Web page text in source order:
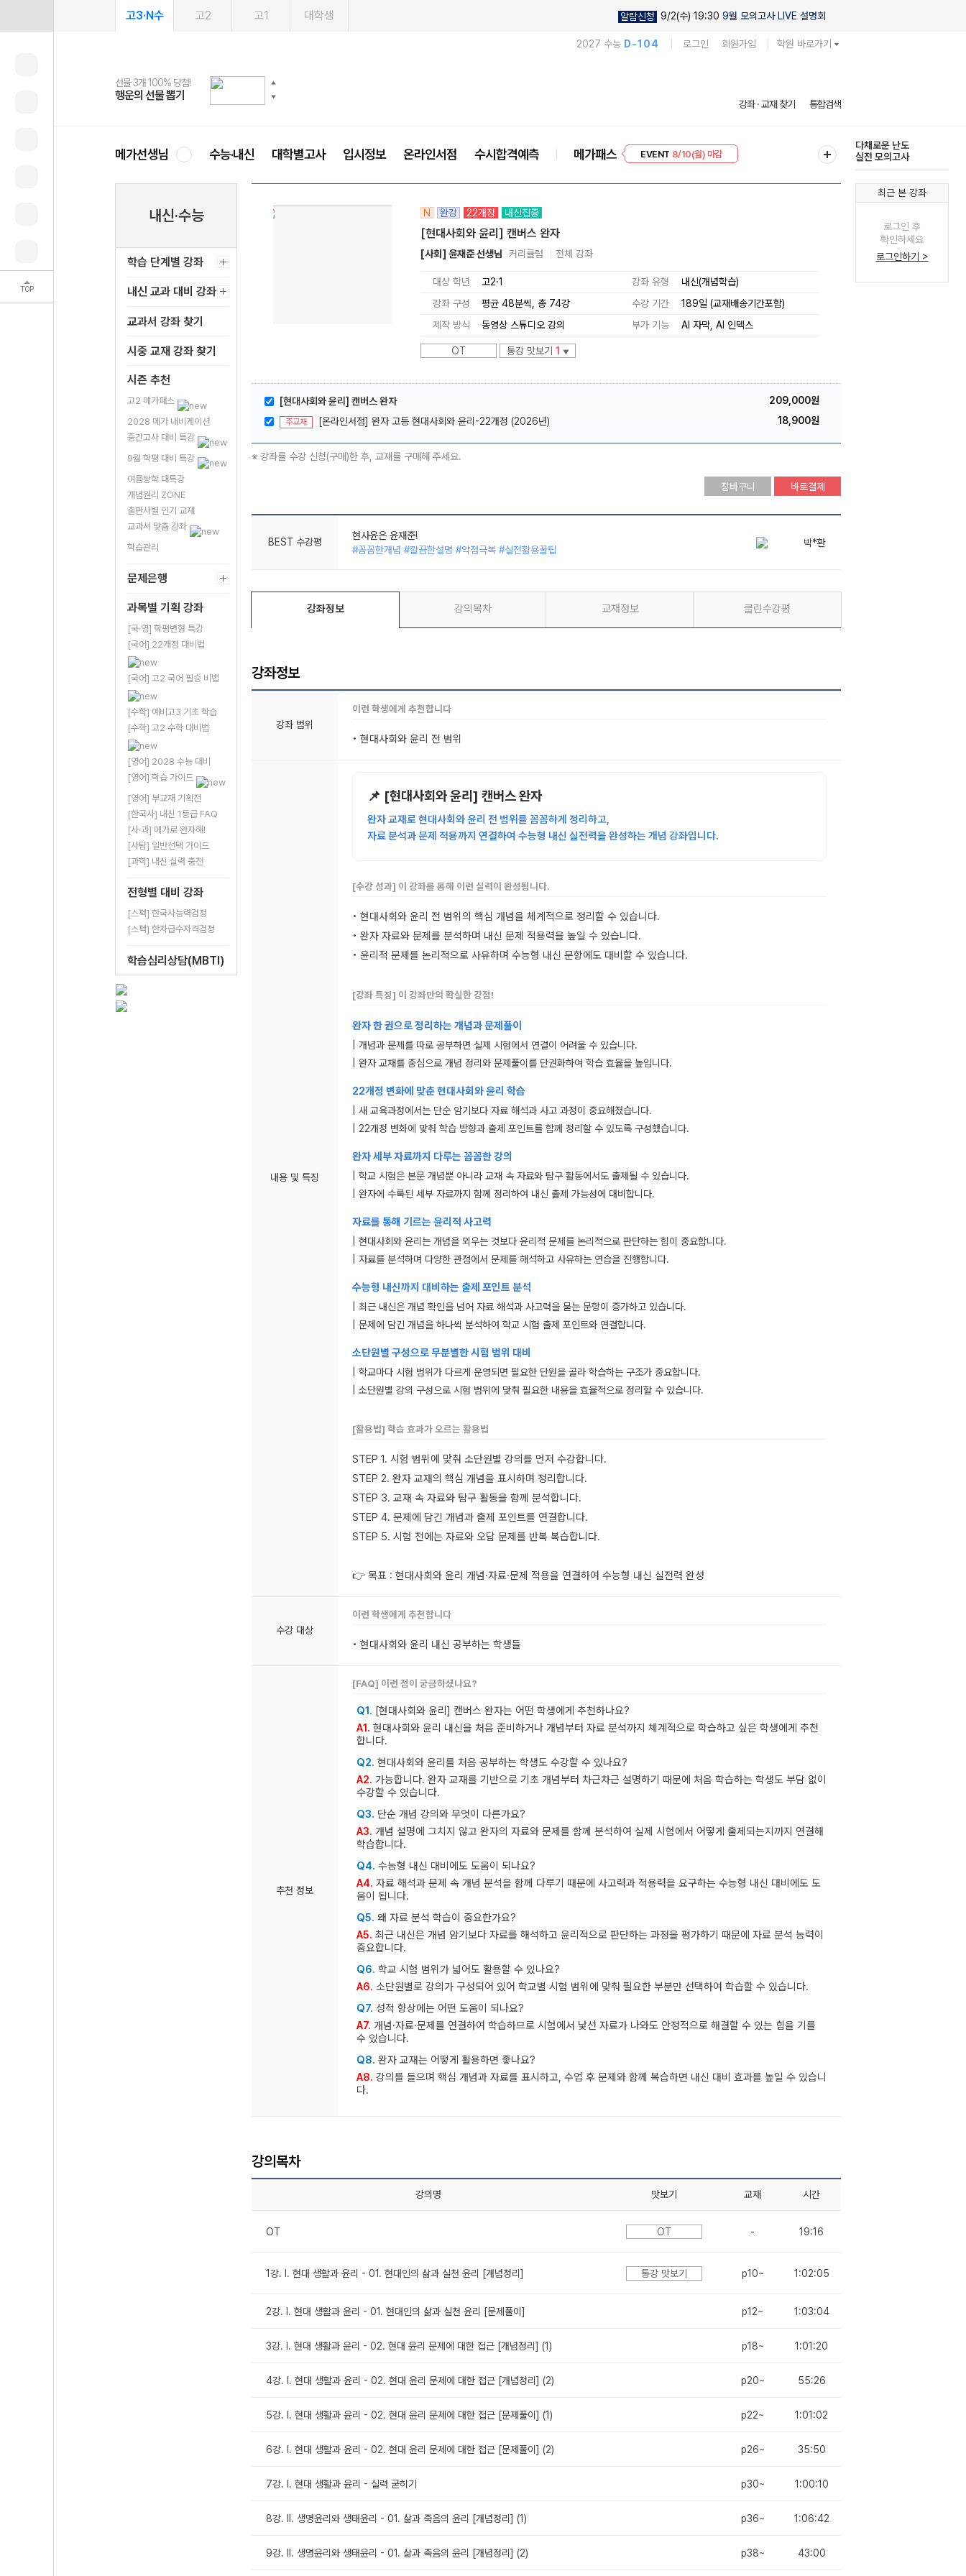
TOP
고3·N수 고2 고1 대학생 알람신청 9/2(수) 19:30 9월 모의고사 LIVE 설명회
2027 수능 D-104 로그인 회원가입 학원 바로가기
메가스터디
선물 3개 100% 당첨!
행운의 선물 뽑기
선물 100% 증정!
메가스터디 X 올리브
여름방학 스터디 캐시백
메가런 썸머스쿨
2027 러셀 단과
강사 공개선발
스마트러닝앱
설문 EVENT
메가패스
3일 무료 체험권
메가패스 수강생 무료혜택!
메가클럽 멤버십
사회공헌 캠페인
희망이룸 메가나눔
강좌 · 교재 찾기 통합검색
메가선생님 수능·내신 대학별고사 입시정보 온라인서점 수시합격예측 메가패스
프리미엄 30 8/10(월) 마감
현우진의
킬링캠프 시즌1
내신·수능
학습 단계별 강좌
내신 교과 대비 강좌
교과서 강좌 찾기
시중 교재 강좌 찾기
시즌 추천
고2 메가패스
2028 메가 내비게이션
중간고사 대비 특강
9월 학평 대비 특강
여름방학 대특강
개념원리 ZONE
출판사별 인기 교재
교과서 맞춤 강좌
학습관리
문제은행
과목별 기획 강좌
[국·영] 학평변형 특강
[국어] 22개정 대비법
[국어] 고2 국어 필승 비법
[수학] 예비고3 기초 학습
[수학] 고2 수학 대비법
[영어] 2028 수능 대비
[영어] 학습 가이드
[영어] 부교재 기획전
[한국사] 내신 1등급 FAQ
[사·과] 메가로 완자해!
[사탐] 일반선택 가이드
[과학] 내신 실력 충전
전형별 대비 강좌
[스펙] 한국사능력검정
[스펙] 한자급수자격검정
학습심리상담(MBTI)
N 완강 22개정 내신집중
[현대사회와 윤리] 캔버스 완자
[사회] 윤재준 선생님 커리큘럼 전체 강좌
대상 학년 고2·1 강좌 유형
내신(개념학습)
강좌 구성
평균 48분씩, 총 74강 수강 기간
189일 (교재배송기간포함)
제작 방식
동영상 스튜디오 강의 부가 기능 AI 자막 AI 인덱스
OT 통강 맛보기 1 ▼
[현대사회와 윤리] 캔버스 완자 209,000원
주교재 [온라인서점] 완자 고등 현대사회와 윤리-22개정 (2026년) 18,900원
※ 강좌를 수강 신청(구매)한 후, 교재를 구매해 주세요.
장바구니 바로결제
BEST 수강평
정말 추천하는 강의
#깔끔한설명 #핵심만쏙쏙 #집중이잘되는 #깔끔한판서
최*성
현사윤은 윤재준!
#꼼꼼한개념 #깔끔한설명 #약점극복 #실전활용꿀팁
강좌정보 강의목차 교재정보 클린수강평
강좌정보
강좌 범위
이런 학생에게 추천합니다
• 현대사회와 윤리 전 범위
내용 및 특징
📌 [현대사회와 윤리] 캔버스 완자
완자 교재로 현대사회와 윤리 전 범위를 꼼꼼하게 정리하고,
자료 분석과 문제 적용까지 연결하여 수능형 내신 실전력을 완성하는 개념 강좌입니다.
[수강 성과] 이 강좌를 통해 이런 실력이 완성됩니다.
• 현대사회와 윤리 전 범위의 핵심 개념을 체계적으로 정리할 수 있습니다.
• 완자 자료와 문제를 분석하며 내신 문제 적용력을 높일 수 있습니다.
• 윤리적 문제를 논리적으로 사유하며 수능형 내신 문항에도 대비할 수 있습니다.
[강좌 특징] 이 강좌만의 확실한 강점!
완자 한 권으로 정리하는 개념과 문제풀이
| 개념과 문제를 따로 공부하면 실제 시험에서 연결이 어려울 수 있습니다.
| 완자 교재를 중심으로 개념 정리와 문제풀이를 단권화하여 학습 효율을 높입니다.
22개정 변화에 맞춘 현대사회와 윤리 학습
| 새 교육과정에서는 단순 암기보다 자료 해석과 사고 과정이 중요해졌습니다.
| 22개정 변화에 맞춰 학습 방향과 출제 포인트를 함께 정리할 수 있도록 구성했습니다.
완자 세부 자료까지 다루는 꼼꼼한 강의
| 학교 시험은 본문 개념뿐 아니라 교재 속 자료와 탐구 활동에서도 출제될 수 있습니다.
| 완자에 수록된 세부 자료까지 함께 정리하여 내신 출제 가능성에 대비합니다.
자료를 통해 기르는 윤리적 사고력
| 현대사회와 윤리는 개념을 외우는 것보다 윤리적 문제를 논리적으로 판단하는 힘이 중요합니다.
| 자료를 분석하며 다양한 관점에서 문제를 해석하고 사유하는 연습을 진행합니다.
수능형 내신까지 대비하는 출제 포인트 분석
| 최근 내신은 개념 확인을 넘어 자료 해석과 사고력을 묻는 문항이 증가하고 있습니다.
| 문제에 담긴 개념을 하나씩 분석하여 학교 시험 출제 포인트와 연결합니다.
소단원별 구성으로 무분별한 시험 범위 대비
| 학교마다 시험 범위가 다르게 운영되면 필요한 단원을 골라 학습하는 구조가 중요합니다.
| 소단원별 강의 구성으로 시험 범위에 맞춰 필요한 내용을 효율적으로 정리할 수 있습니다.
[활용법] 학습 효과가 오르는 활용법
STEP 1. 시험 범위에 맞춰 소단원별 강의를 먼저 수강합니다.
STEP 2. 완자 교재의 핵심 개념을 표시하며 정리합니다.
STEP 3. 교재 속 자료와 탐구 활동을 함께 분석합니다.
STEP 4. 문제에 담긴 개념과 출제 포인트를 연결합니다.
STEP 5. 시험 전에는 자료와 오답 문제를 반복 복습합니다.
👉 목표 : 현대사회와 윤리 개념·자료·문제 적용을 연결하여 수능형 내신 실전력 완성
수강 대상
이런 학생에게 추천합니다
• 현대사회와 윤리 내신 공부하는 학생들
추천 정보
[FAQ] 이런 점이 궁금하셨나요?
Q1. [현대사회와 윤리] 캔버스 완자는 어떤 학생에게 추천하나요?
A1. 현대사회와 윤리 내신을 처음 준비하거나 개념부터 자료 분석까지 체계적으로 학습하고 싶은 학생에게 추천
합니다.
Q2. 현대사회와 윤리를 처음 공부하는 학생도 수강할 수 있나요?
A2. 가능합니다. 완자 교재를 기반으로 기초 개념부터 차근차근 설명하기 때문에 처음 학습하는 학생도 부담 없이
수강할 수 있습니다.
Q3. 단순 개념 강의와 무엇이 다른가요?
A3. 개념 설명에 그치지 않고 완자의 자료와 문제를 함께 분석하여 실제 시험에서 어떻게 출제되는지까지 연결해
학습합니다.
Q4. 수능형 내신 대비에도 도움이 되나요?
A4. 자료 해석과 문제 속 개념 분석을 함께 다루기 때문에 사고력과 적용력을 요구하는 수능형 내신 대비에도 도
움이 됩니다.
Q5. 왜 자료 분석 학습이 중요한가요?
A5. 최근 내신은 개념 암기보다 자료를 해석하고 윤리적으로 판단하는 과정을 평가하기 때문에 자료 분석 능력이
중요합니다.
Q6. 학교 시험 범위가 넓어도 활용할 수 있나요?
A6. 소단원별로 강의가 구성되어 있어 학교별 시험 범위에 맞춰 필요한 부분만 선택하여 학습할 수 있습니다.
Q7. 성적 향상에는 어떤 도움이 되나요?
A7. 개념·자료·문제를 연결하여 학습하므로 시험에서 낯선 자료가 나와도 안정적으로 해결할 수 있는 힘을 기를
수 있습니다.
Q8. 완자 교재는 어떻게 활용하면 좋나요?
A8. 강의를 들으며 핵심 개념과 자료를 표시하고, 수업 후 문제와 함께 복습하면 내신 대비 효과를 높일 수 있습니
다.
강의목차
강의명 맛보기 교재 시간
OT OT - 19:16
1강. Ⅰ. 현대 생활과 윤리 - 01. 현대인의 삶과 실천 윤리 [개념정리] 통강 맛보기 p10~ 1:02:05
2강. Ⅰ. 현대 생활과 윤리 - 01. 현대인의 삶과 실천 윤리 [문제풀이] p12~ 1:03:04
3강. Ⅰ. 현대 생활과 윤리 - 02. 현대 윤리 문제에 대한 접근 [개념정리] (1) p18~ 1:01:20
4강. Ⅰ. 현대 생활과 윤리 - 02. 현대 윤리 문제에 대한 접근 [개념정리] (2) p20~ 55:26
5강. Ⅰ. 현대 생활과 윤리 - 02. 현대 윤리 문제에 대한 접근 [문제풀이] (1) p22~ 1:01:02
6강. Ⅰ. 현대 생활과 윤리 - 02. 현대 윤리 문제에 대한 접근 [문제풀이] (2) p26~ 35:50
7강. Ⅰ. 현대 생활과 윤리 - 실력 굳히기 p30~ 1:00:10
8강. Ⅱ. 생명윤리와 생태윤리 - 01. 삶과 죽음의 윤리 [개념정리] (1) p36~ 1:06:42
9강. Ⅱ. 생명윤리와 생태윤리 - 01. 삶과 죽음의 윤리 [개념정리] (2) p38~ 43:00
최근 본 강좌
로그인 후
확인하세요
로그인하기 >